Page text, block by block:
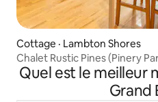
Cottage · Lambton Shores
Chalet Rustic Pines (Pinery
Quel est le meilleur
Grand